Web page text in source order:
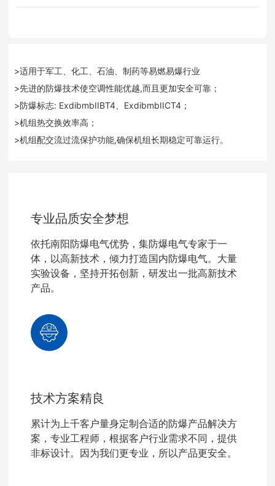
>适用于军工、化工、石油、制药等易燃易爆行业
>先进的防爆技术使空调性能优越,而且更加安全可靠；
>防爆标志: ExdibmbIIBT4、ExdibmbIICT4；
>机组热交换效率高；
>机组配交流过流保护功能,确保机组长期稳定可靠运行。
专业品质安全梦想
依托南阳防爆电气优势，集防爆电气专家于一
体，以高新技术，倾力打造国内防爆电气。大量
实验设备，坚持开拓创新，研发出一批高新技术
产品。
技术方案精良
累计为上千客户量身定制合适的防爆产品解决方
案，专业工程师，根据客户行业需求不同，提供
非标设计。因为我们更专业，所以产品更安全。